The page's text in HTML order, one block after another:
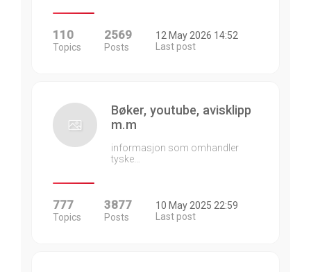
110
Topics
2569
Posts
12 May 2026 14:52
Last post
Bøker, youtube, avisklipp
m.m
informasjon som omhandler
tyske…
777
Topics
3877
Posts
10 May 2025 22:59
Last post